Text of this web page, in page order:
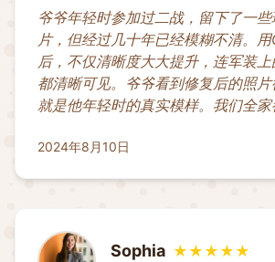
爷爷年轻时参加过二战，留下了一
片，但经过几十年已经模糊不清。
后，不仅清晰度大大提升，连军装
都清晰可见。爷爷看到修复后的照
就是他年轻时的真实模样。我们全家
2024年8月10日
Sophia ★★★★★